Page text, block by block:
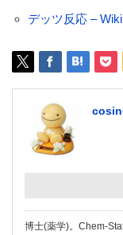
デッツ反応 –
博士(薬学)。Chem-